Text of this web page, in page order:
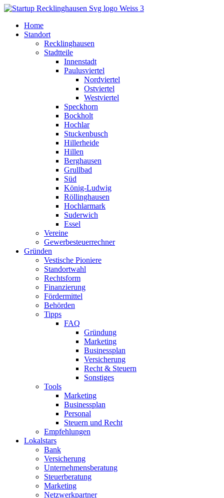
Home
Standort
Recklinghausen
Stadtteile
Innenstadt
Paulusviertel
Nordviertel
Ostviertel
Westviertel
Speckhorn
Bockholt
Hochlar
Stuckenbusch
Hillerheide
Hillen
Berghausen
Grullbad
Süd
König-Ludwig
Röllinghausen
Hochlarmark
Suderwich
Essel
Vereine
Gewerbesteuerrechner
Gründen
Vestische Pioniere
Standortwahl
Rechtsform
Finanzierung
Fördermittel
Behörden
Tipps
FAQ
Gründung
Marketing
Businessplan​
Versicherung
Recht & Steuern
Sonstiges
Tools
Marketing
Businessplan
Personal
Steuern und Recht
Empfehlungen
Lokalstars
Bank
Versicherung
Unternehmensberatung
Steuerberatung
Marketing
Netzwerkpartner